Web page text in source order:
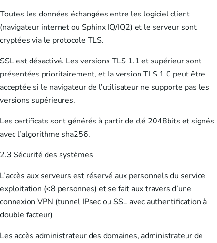
Toutes les données échangées entre les logiciel client
(navigateur internet ou Sphinx IQ/IQ2) et le serveur sont
cryptées via le protocole TLS.
SSL est désactivé. Les versions TLS 1.1 et supérieur sont
présentées prioritairement, et la version TLS 1.0 peut être
acceptée si le navigateur de l’utilisateur ne supporte pas les
versions supérieures.
Les certificats sont générés à partir de clé 2048bits et signés
avec l’algorithme sha256.
2.3 Sécurité des systèmes
L’accès aux serveurs est réservé aux personnels du service
exploitation (<8 personnes) et se fait aux travers d’une
connexion VPN (tunnel IPsec ou SSL avec authentification à
double facteur)
Les accès administrateur des domaines, administrateur de